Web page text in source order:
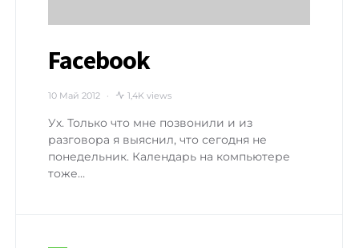
Facebook
10 Май 2012 1,4K views
Ух. Только что мне позвонили и из
разговора я выяснил, что сегодня не
понедельник. Календарь на компьютере
тоже…